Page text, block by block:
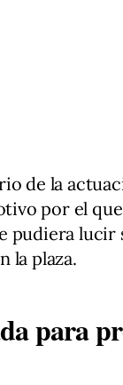
de la
por el
pudiera lucir
la plaza.
para